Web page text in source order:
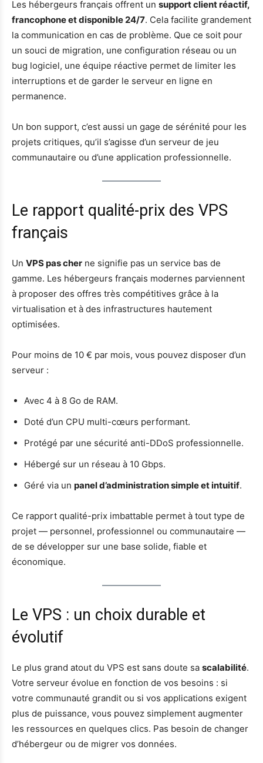
Les hébergeurs français offrent un support client réactif,
francophone et disponible 24/7. Cela facilite grandement
la communication en cas de problème. Que ce soit pour
un souci de migration, une configuration réseau ou un
bug logiciel, une équipe réactive permet de limiter les
interruptions et de garder le serveur en ligne en
permanence.
Un bon support, c’est aussi un gage de sérénité pour les
projets critiques, qu’il s’agisse d’un serveur de jeu
communautaire ou d’une application professionnelle.
Le rapport qualité-prix des VPS
français
Un VPS pas cher ne signifie pas un service bas de
gamme. Les hébergeurs français modernes parviennent
à proposer des offres très compétitives grâce à la
virtualisation et à des infrastructures hautement
optimisées.
Pour moins de 10 € par mois, vous pouvez disposer d’un
serveur :
Avec 4 à 8 Go de RAM.
Doté d’un CPU multi-cœurs performant.
Protégé par une sécurité anti-DDoS professionnelle.
Hébergé sur un réseau à 10 Gbps.
Géré via un panel d’administration simple et intuitif.
Ce rapport qualité-prix imbattable permet à tout type de
projet — personnel, professionnel ou communautaire —
de se développer sur une base solide, fiable et
économique.
Le VPS : un choix durable et
évolutif
Le plus grand atout du VPS est sans doute sa scalabilité.
Votre serveur évolue en fonction de vos besoins : si
votre communauté grandit ou si vos applications exigent
plus de puissance, vous pouvez simplement augmenter
les ressources en quelques clics. Pas besoin de changer
d’hébergeur ou de migrer vos données.